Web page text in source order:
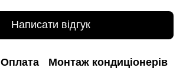
Написати відгук
Оплата Монтаж кондиціонерів